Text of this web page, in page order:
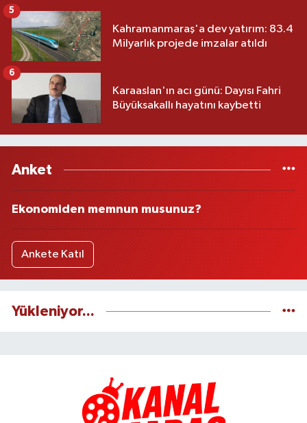
Kahramanmaraş'a dev yatırım: 83.4
Milyarlık projede imzalar atıldı
5
Karaaslan'ın acı günü: Dayısı Fahri
Büyüksakallı hayatını kaybetti
6
Anket
Ekonomiden memnun musunuz?
Ankete Katıl
Yükleniyor...